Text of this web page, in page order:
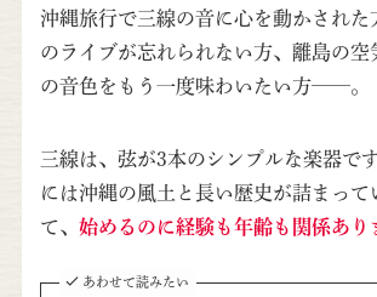
沖縄旅行で三線の音に心を動かされた
のライブが忘れられない方、離島の空
の音色をもう一度味わいたい方——。
三線は、弦が3本のシンプルな楽器で
には沖縄の風土と長い歴史が詰まって
て、 始めるのに経験も年齢も関係あり
あわせて読みたい